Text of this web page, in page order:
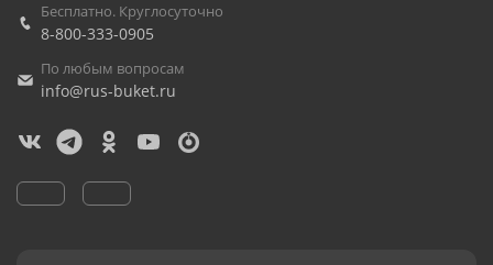
Бесплатно. Круглосуточно
8-800-333-0905
По любым вопросам
info@rus-buket.ru